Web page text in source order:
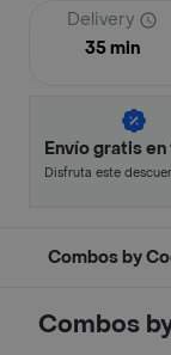
Delivery
35 min
Envío gratis
Disfruta este
Combos by
Combos